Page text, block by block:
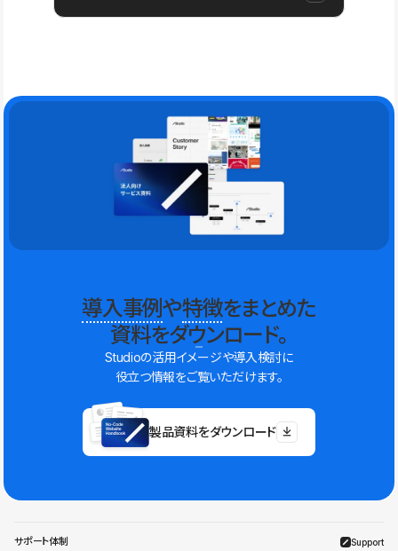
導入事例や特徴をまとめた
資料をダウンロード。
Studioの活用イメージや導入検討に
役立つ情報をご覧いただけます。
製品資料をダウンロード
サポート体制 Support